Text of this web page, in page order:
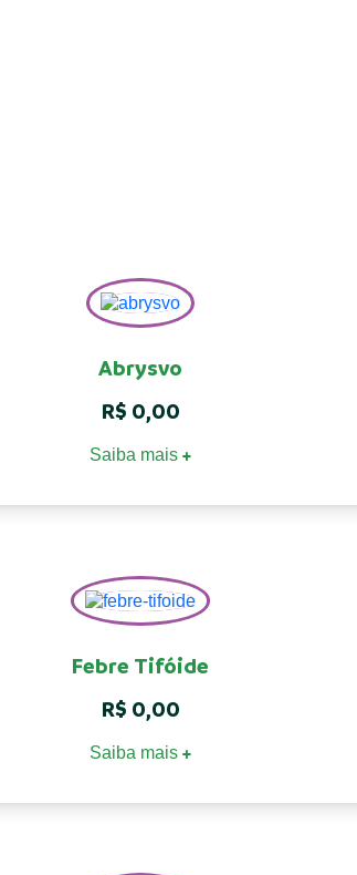
Abrysvo
R$ 0,00
Saiba mais +
Febre Tifóide
R$ 0,00
Saiba mais +